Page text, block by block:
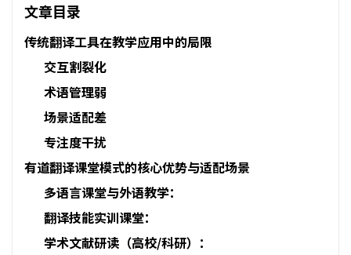
文章目录
传统翻译工具在教学应用中的局限
交互割裂化
术语管理弱
场景适配差
专注度干扰
有道翻译课堂模式的核心优势与适配场景
多语言课堂与外语教学：
翻译技能实训课堂：
学术文献研读（高校/科研）：